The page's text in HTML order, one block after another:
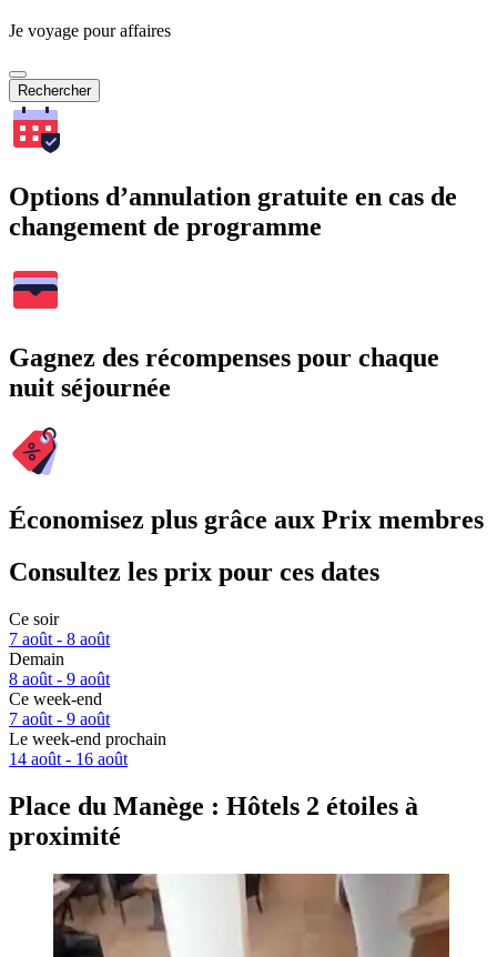
Je voyage pour affaires
Rechercher
Options d’annulation gratuite en cas de
changement de programme
Gagnez des récompenses pour chaque
nuit séjournée
Économisez plus grâce aux Prix membres
Consultez les prix pour ces dates
Ce soir
7 août - 8 août
Demain
8 août - 9 août
Ce week-end
7 août - 9 août
Le week-end prochain
14 août - 16 août
Place du Manège : Hôtels 2 étoiles à
proximité